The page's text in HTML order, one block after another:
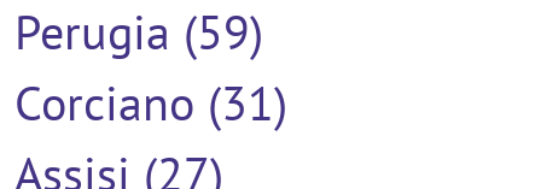
Perugia (59)
Corciano (31)
Assisi (27)